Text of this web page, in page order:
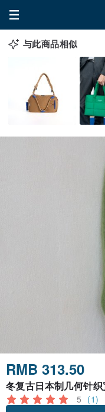
与此商品相似
RMB 313.50
冬复古日本制几何针
5 (1)